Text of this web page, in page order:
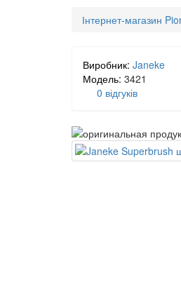
Інтернет-магазин
Виробник: Janeke
Модель: 3421
0 відгуків